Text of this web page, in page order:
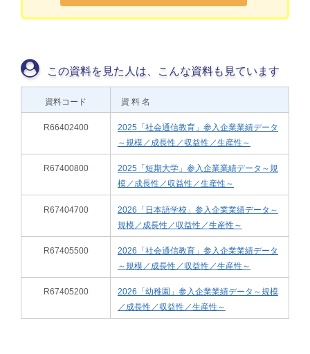
この資料を見た人は、こんな資料も見ています
資料コード 資 料 名
R66402400
2025「社会通信教育」参入企業業績データ
～規模／成長性／収益性／生産性～
R67400800
2025「短期大学」参入企業業績データ～規
模／成長性／収益性／生産性～
R67404700
2026「日本語学校」参入企業業績データ～
規模／成長性／収益性／生産性～
R67405500
2026「社会通信教育」参入企業業績データ
～規模／成長性／収益性／生産性～
R67405200
2026「幼稚園」参入企業業績データ～規模
／成長性／収益性／生産性～